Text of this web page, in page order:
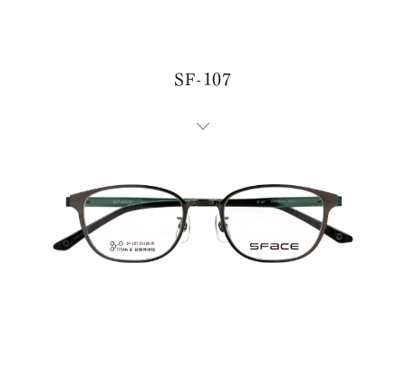
SF-107
0776-89-1375
商品センター直通
FAX：0776-87-0891
MAIL FORM